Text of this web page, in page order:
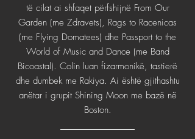
të cilat ai shfaqet përfshijnë From Our
Garden (me Zdravets), Rags to Racenicas
(me Flying Domatees) dhe Passport to the
World of Music and Dance (me Band
Bicoastal). Colin luan fizarmonikë, tastierë
dhe dumbek me Rakiya. Ai është gjithashtu
anëtar i grupit Shining Moon me bazë në
Boston.